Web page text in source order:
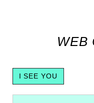
WEB
I SEE YOU